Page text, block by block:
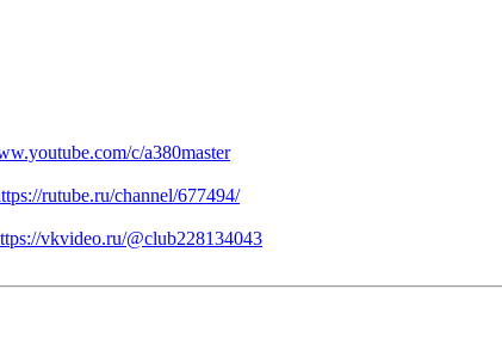
c/a380master
rutube.ru/channel/677494/
vkvideo.ru/@club228134043